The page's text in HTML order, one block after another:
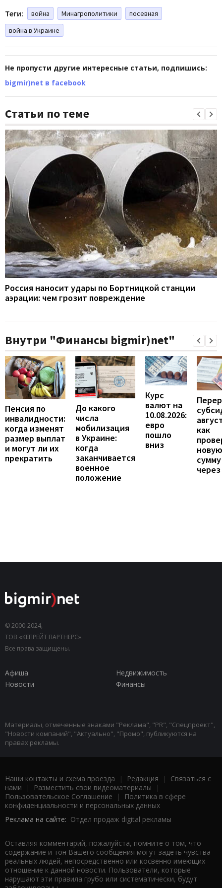
Теги: война Минагрополитики
посевная
война в Украине
Не пропусти другие интересные статьи, подпишись:
bigmir)net в facebook
Статьи по теме
Россия наносит удары по Бортницкой станции
аэрации: чем грозит повреждение
Внутри "Финансы bigmir)net"
Пенсия по
инвалидности:
когда изменят
размер выплат
и могут ли их
прекратить
До какого
числа
мобилизация
в Украине:
когда
заканчивается
военное
положение
Курс
валют на
10.08.2026:
евро
пошло
вниз
как
новую
сумму
© 2000-2024,
ТОВ «КЕПРЕЙТ ПАРТНЕРС».
Все права защищены.
Афиша
Недвижимость
Новости
Финансы
Материалы, отмеченные знаками "Реклама", "PR", "Спецпроект",
"Новости компаний", "Актуально", "Промо", публикуются на
правах рекламы.
Наши контакты и схема проезда | Редакция | Связаться с
нами | Разместить свои видеоматериалы |
Пользовательское Соглашение |
Политика в сфере
конфиденциальности и персональных данных
Реклама на сайте: Отдел продаж digital рекламы
Оставляя комментарий, пожалуйста, помните о том, что
содержание и тон Вашего сообщения могут задеть чувства
реальных людей, непосредственно или косвенно имеющих
отношение к данной новости. Пользователи, которые
нарушают эти правила грубо или систематически, будут